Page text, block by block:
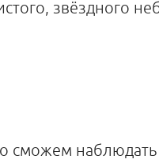
звёздного
сможем